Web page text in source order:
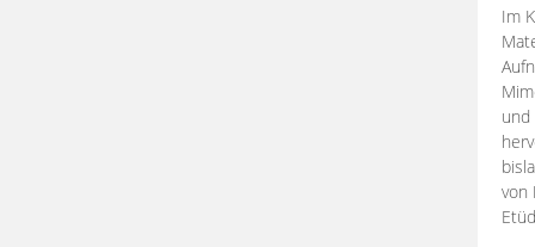
Im
und
von